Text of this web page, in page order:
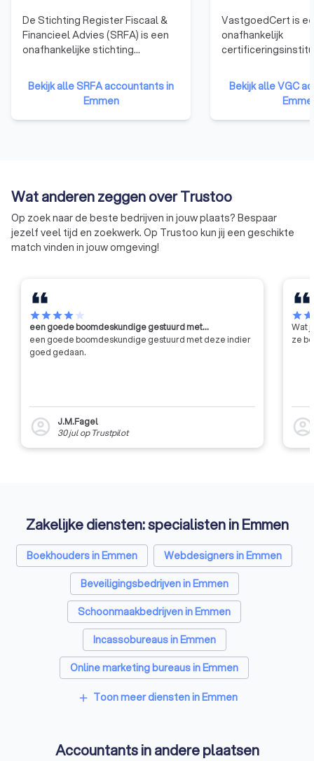
De Stichting Register Fiscaal &
Financieel Advies (SRFA) is een
onafhankelijke stichting
opleiders en staat in contact
met brancheverenigingen en
onafhankelijke adviseurs uit het
fiscale en financiële vakgebied.
een fiscalist of financieel
professional.
Bekijk alle SRFA accountants in
Emmen
VastgoedCert is
onafhankelijk
is deze
de kwaliteit van
waarborgen na het
vastgoedbranche
bepaalde norm
VastgoedCert
sterke focus op
doorstaan om te
de nodige
bezitten.
leden voortdurend
je er zeker van zijn
maken hebt met
gekwalificeerde
Bekijk alle VGC
Wat anderen zeggen over Trustoo
Op zoek naar de beste bedrijven in jouw plaats? Bespaar
jezelf veel tijd en zoekwerk. Op Trustoo kun jij een geschikte
match vinden in jouw omgeving!
starstarstarstarstar
een goede boomdeskundige gestuurd met…
een goede boomdeskundige gestuurd met deze indier
goed gedaan.
account_circle
J.M.Fagel
30 julop Trustpilot
starstar
Wat
ze
account_circle
Zakelijke diensten: specialisten in Emmen
Boekhouders in Emmen
Webdesigners in Emmen
Beveiligingsbedrijven in Emmen
Schoonmaakbedrijven in Emmen
Incassobureaus in Emmen
Online marketing bureaus in Emmen
Tekstschrijvers in Emmen
SEO-specialisten in Emmen
add Toon meer diensten in Emmen
Accountants in andere plaatsen